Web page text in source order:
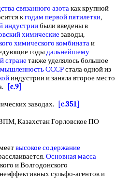
связанного азотакак крупной
кгодам первой пятилетки,
индустриибыли введены в
химические заводы,
химического комбинатаи
годыдальнейшему
стране также уделялось большое
СССРстала одной из
индустрии и заняла второе место
[c.9]
заводах.
[c.351]
Казахстан Горловское ПО
высокое содержание
Основная масса
и Волгодонского
сульфо-агентов и